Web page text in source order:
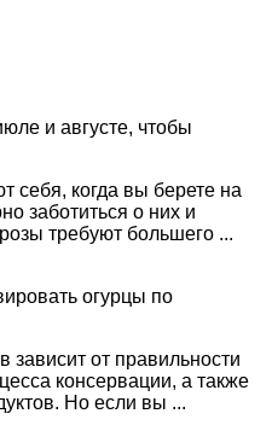
и августе, чтобы
себя, когда вы берете на
заботиться о них и
требуют большего ...
огурцы по
зависит от правильности
консервации, а также
Но если вы ...